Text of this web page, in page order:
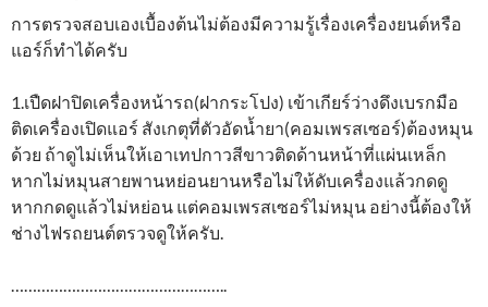
การตรวจสอบเองเบื้องต้นไม่ต้องมีความรู้เรื่องเครื่องยนต์หรือ
แอร์ก็ทำได้ครับ
1.เปืดฝาปิดเครื่องหน้ารถ(ฝากระโปง) เข้าเกียร์ว่างดึงเบรกมือ
ติดเครื่องเปิดแอร์ สังเกตุที่ตัวอัดน้ำยา(คอมเพรสเซอร์)ต้องหมุน
ด้วย ถ้าดูไม่เห็นให้เอาเทปกาวสีขาวติดด้านหน้าที่แผ่นเหล็ก
หากไม่หมุนสายพานหย่อนยานหรือไม่ให้ดับเครื่องแล้วกดดู
หากกดดูแล้วไม่หย่อน แต่คอมเพรสเซอร์ไม่หมุน อย่างนี้ต้องให้
ช่างไฟรถยนต์ตรวจดูให้ครับ.